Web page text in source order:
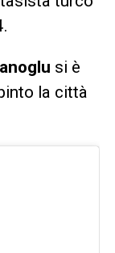
si è
la città